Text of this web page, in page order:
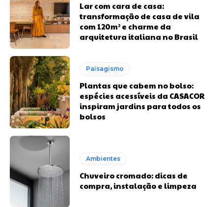
Lar com cara de casa:
transformação de casa de vila
com 120m² e charme da
arquitetura italiana no Brasil
Paisagismo
Plantas que cabem no bolso:
espécies acessíveis da CASACOR
inspiram jardins para todos os
bolsos
Ambientes
Chuveiro cromado: dicas de
compra, instalação e limpeza